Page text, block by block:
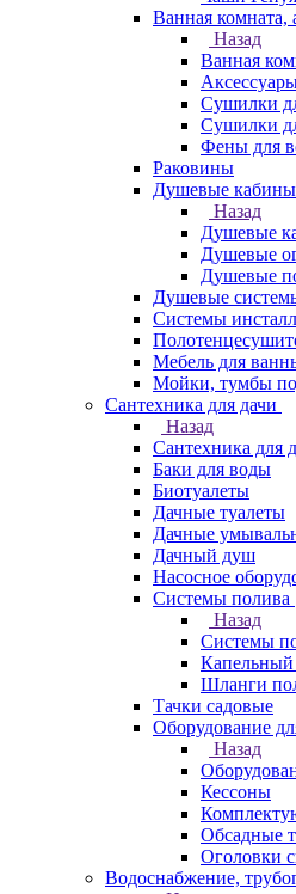
Ванная комната,
Назад
Ванная
Сушилки
Сушилки
Фены для
Раковины
Душевые
Назад
Душевые
Душевые
Душевые
Душевые
Системы
Мебель для
Мойки, тумбы
Сантехника для дачи
Назад
Сантехника для
Баки для воды
Биотуалеты
Дачные туалеты
Дачные
Дачный душ
Насосное
Системы полива
Назад
Системы
Капельный
Шланги
Тачки садовые
Оборудование
Назад
Кессоны
Обсадные
Оголовки
Водоснабжение,